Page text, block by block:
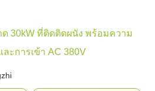
30kW ที่ติดติดผนัง พร้อมความ
ะการเข้า AC 380V